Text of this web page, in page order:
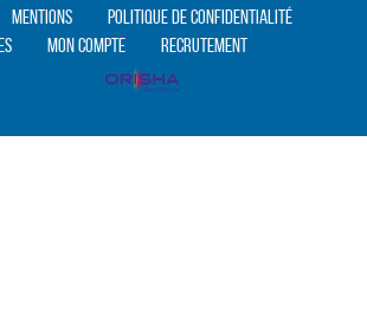
Mentions
Politique de confidentialité
Mon compte Recrutement